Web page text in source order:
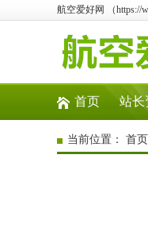
航空爱好网 （https://
首页 站长
当前位置： 首页